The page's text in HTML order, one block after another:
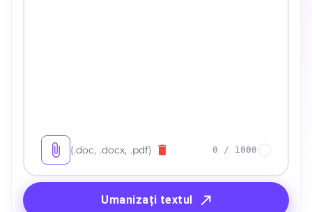
(.doc, .docx, .pdf) 0 / 1000
Umanizați textul